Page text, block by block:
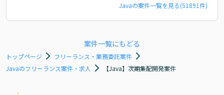
Javaの案件一覧を見る(51891件)
案件一覧にもどる
トップページ
フリーランス・業務委託案件
Javaのフリーランス案件・求人
【Java】次期集配開発案件